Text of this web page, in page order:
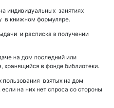
индивидуальных занятиях
в книжном формуляре.
и расписка в получении
на дом последний или
хранящийся в фонде библиотеки.
пользования взятых на дом
если на них нет спроса со стороны